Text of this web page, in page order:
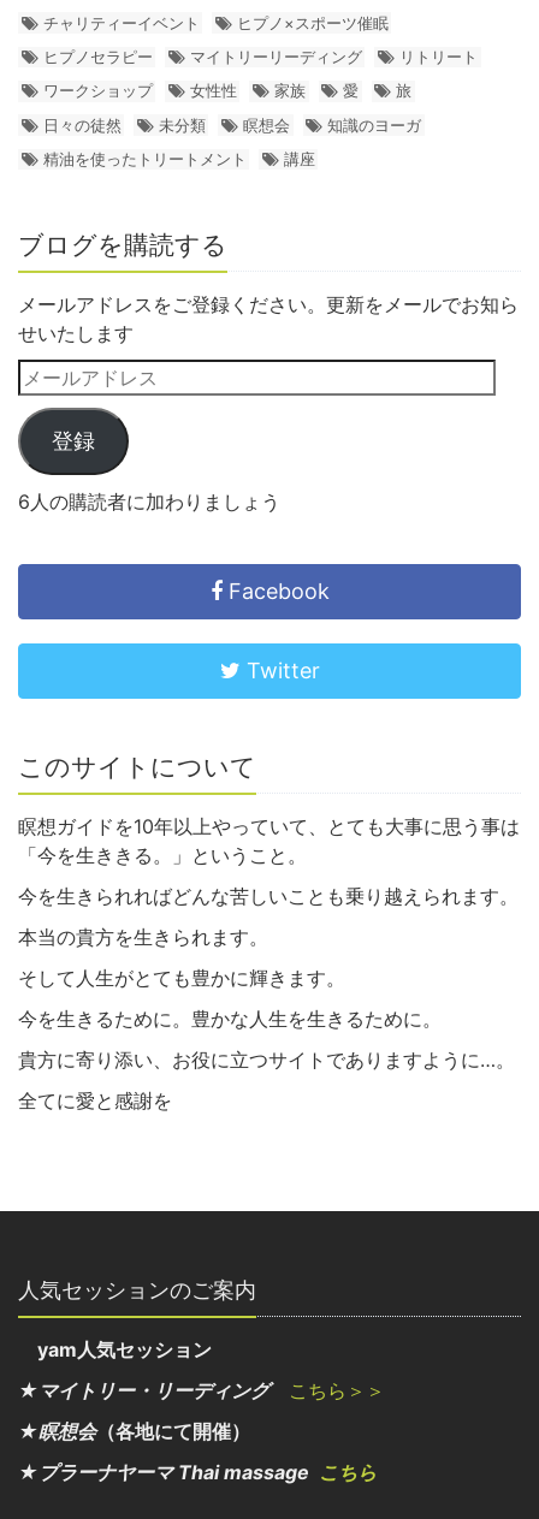
チャリティーイベント
ヒプノ×スポーツ催眠
ヒプノセラピー
マイトリーリーディング
リトリート
ワークショップ
女性性 家族 愛
旅
日々の徒然
未分類 瞑想会
知識のヨーガ
精油を使ったトリートメント
講座
ブログを購読する
メールアドレスをご登録ください。更新をメールでお知ら
せいたします
登録
6人の購読者に加わりましょう
Facebook
Twitter
このサイトについて
瞑想ガイドを10年以上やっていて、とても大事に思う事は
「今を生ききる。」ということ。
今を生きられればどんな苦しいことも乗り越えられます。
本当の貴方を生きられます。
そして人生がとても豊かに輝きます。
今を生きるために。豊かな人生を生きるために。
貴方に寄り添い、お役に立つサイトでありますように…。
全てに愛と感謝を
人気セッションのご案内
yam人気セッション
★マイトリー・リーディング
こちら＞＞
★瞑想会（各地にて開催）
★プラーナヤーマ Thai massage こちら